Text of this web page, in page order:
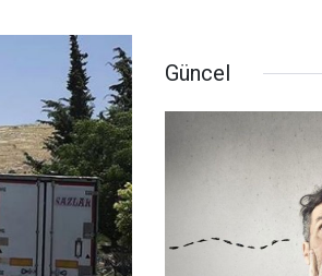
Güncel